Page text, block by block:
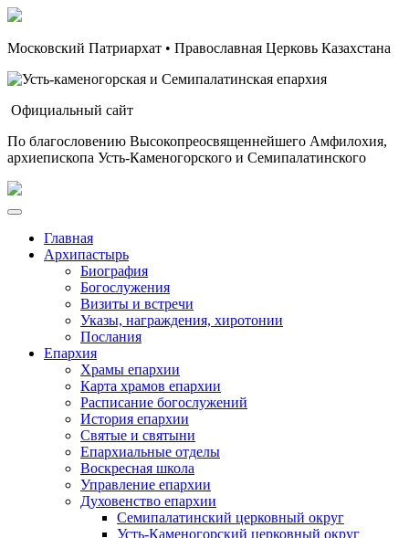
Московский Патриархат • Православная Церковь Казахстана
Официальный сайт
По благословению Высокопреосвященнейшего Амфилохия,
архиепископа Усть-Каменогорского и Семипалатинского
Главная
Архипастырь
Биография
Богослужения
Визиты и встречи
Указы, награждения, хиротонии
Послания
Епархия
Храмы епархии
Карта храмов епархии
Расписание богослужений
История епархии
Святые и святыни
Епархиальные отделы
Воскресная школа
Управление епархии
Духовенство епархии
Семипалатинский церковный округ
Усть-Каменогорский церковный округ